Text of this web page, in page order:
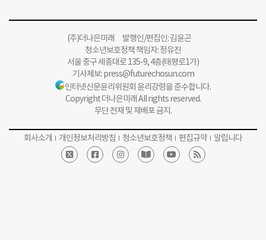
(주)더나은미래 발행인/편집인: 김윤곤
청소년보호정책 책임자: 정유진
서울 중구 세종대로 135-9, 4층(태평로1가)
기사제보:press@futurechosun.com
인터넷신문윤리위원회 윤리강령을 준수합니다.
Copyright 더나은미래 All rights reserved.
무단 전재 및 재배포 금지.
회사소개 개인정보처리방침 청소년보호정책 편집규약 알립니다